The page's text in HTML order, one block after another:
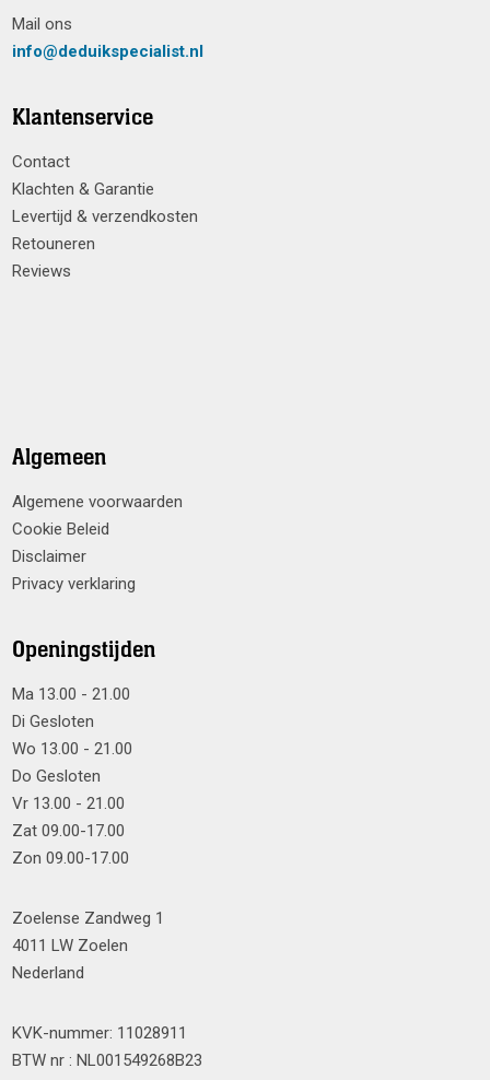
Mail ons
info@deduikspecialist.nl
Klantenservice
Contact
Klachten & Garantie
Levertijd & verzendkosten
Retouneren
Reviews
Algemeen
Algemene voorwaarden
Cookie Beleid
Disclaimer
Privacy verklaring
Openingstijden
Ma 13.00 - 21.00
Di Gesloten
Wo 13.00 - 21.00
Do Gesloten
Vr 13.00 - 21.00
Zat 09.00-17.00
Zon 09.00-17.00
Zoelense Zandweg 1
4011 LW Zoelen
Nederland
KVK-nummer: 11028911
BTW nr : NL001549268B23